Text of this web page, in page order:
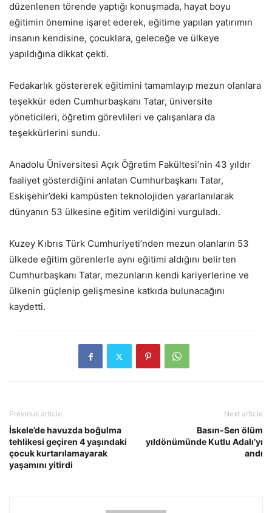
düzenlenen törende yaptığı konuşmada, hayat boyu
eğitimin önemine işaret ederek, eğitime yapılan yatırımın
insanın kendisine, çocuklara, geleceğe ve ülkeye
yapıldığına dikkat çekti.
Fedakarlık göstererek eğitimini tamamlayıp mezun olanlara
teşekkür eden Cumhurbaşkanı Tatar, üniversite
yöneticileri, öğretim görevlileri ve çalışanlara da
teşekkürlerini sundu.
Anadolu Üniversitesi Açık Öğretim Fakültesi’nin 43 yıldır
faaliyet gösterdiğini anlatan Cumhurbaşkanı Tatar,
Eskişehir’deki kampüsten teknolojiden yararlanılarak
dünyanın 53 ülkesine eğitim verildiğini vurguladı.
Kuzey Kıbrıs Türk Cumhuriyeti’nden mezun olanların 53
ülkede eğitim görenlerle aynı eğitimi aldığını belirten
Cumhurbaşkanı Tatar, mezunların kendi kariyerlerine ve
ülkenin güçlenip gelişmesine katkıda bulunacağını
kaydetti.
Previous article
İskele’de havuzda boğulma
tehlikesi geçiren 4 yaşındaki
çocuk kurtarılamayarak
yaşamını yitirdi
Next article
Basın-Sen ölüm
yıldönümünde Kutlu Adalı’yı
andı